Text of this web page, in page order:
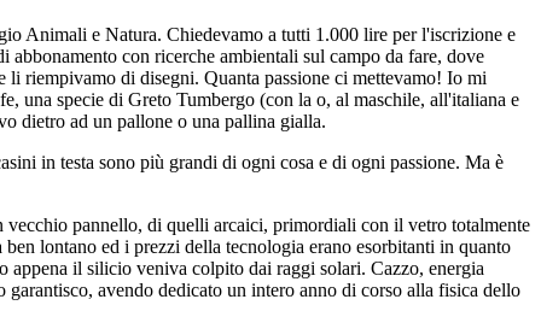
Animali e Natura. Chiedevamo a tutti 1.000 lire per l'iscrizione e
con ricerche ambientali sul campo da fare, dove
li riempivamo di disegni. Quanta passione ci mettevamo! Io mi
una specie di Greto Tumbergo (con la o, al maschile, all'italiana e
dietro ad un pallone o una pallina gialla.
in testa sono più grandi di ogni cosa e di ogni passione. Ma è
pannello, di quelli arcaici, primordiali con il vetro totalmente
lontano ed i prezzi della tecnologia erano esorbitanti in quanto
appena il silicio veniva colpito dai raggi solari. Cazzo, energia
avendo dedicato un intero anno di corso alla fisica dello